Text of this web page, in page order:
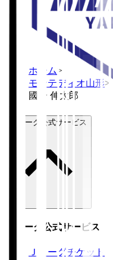
ホーム >
モンテディオ山形>
國分 伸太郎
Ｊリーグ公式サービス
Ｊリーグ公式サービス
Ｊリーグチケット